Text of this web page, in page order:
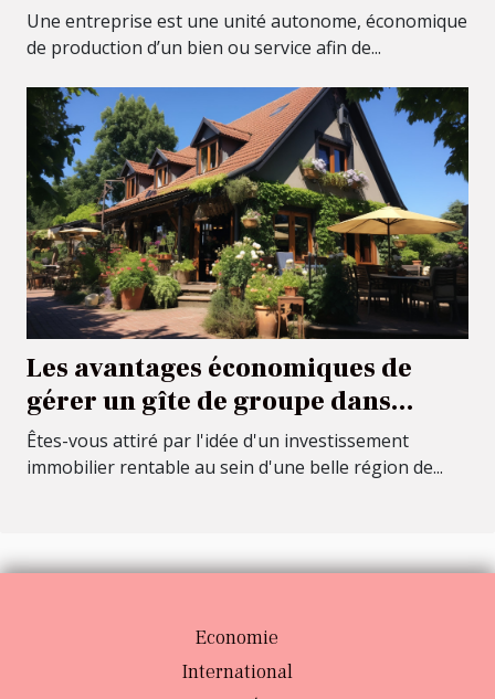
Une entreprise est une unité autonome, économique
de production d’un bien ou service afin de...
Les avantages économiques de
gérer un gîte de groupe dans
l'Allier
Êtes-vous attiré par l'idée d'un investissement
immobilier rentable au sein d'une belle région de...
Economie
International